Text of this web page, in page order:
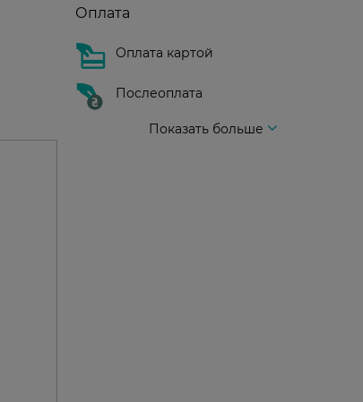
Оплата
Оплата картой
Послеоплата
Показать больше